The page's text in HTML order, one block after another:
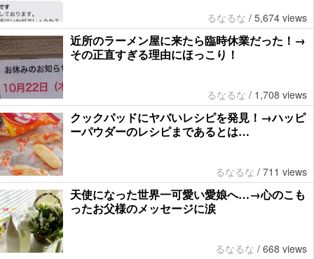
るなるな / 5,674 views
近所のラーメン屋に来たら臨時休業だった！→
その正直すぎる理由にほっこり！
るなるな / 1,708 views
クックパッドにヤバいレシピを発見！→ハッピ
ーパウダーのレシピまであるとは…
るなるな / 711 views
天使になった世界一可愛い愛娘へ…→心のこも
ったお父様のメッセージに涙
るなるな / 668 views